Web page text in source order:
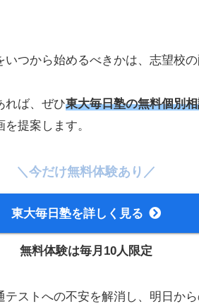
つから始めるべきかは、志望校
れば、ぜひ東大毎日塾の無料個別
提案します。
＼今だけ無料体験あり／
東大毎日塾を詳しく見る
無料体験は毎月10人限定
ストへの不安を解消し、明日か